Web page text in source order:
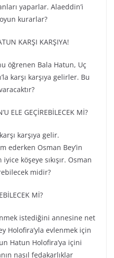
yaparlar. Alaeddin’i
kurarlar?
KARŞI KARŞIYA!
öğrenen Bala Hatun, Uç
karşı karşıya gelirler. Bu
ELE GEÇİREBİLECEK Mİ?
karşıya gelir.
ederken Osman Bey’in
köşeye sıkışır. Osman
midir?
Mİ?
istediğini annesine net
Holofira’yla evlenmek için
Hatun Holofira’ya içini
nasıl fedakarlıklar